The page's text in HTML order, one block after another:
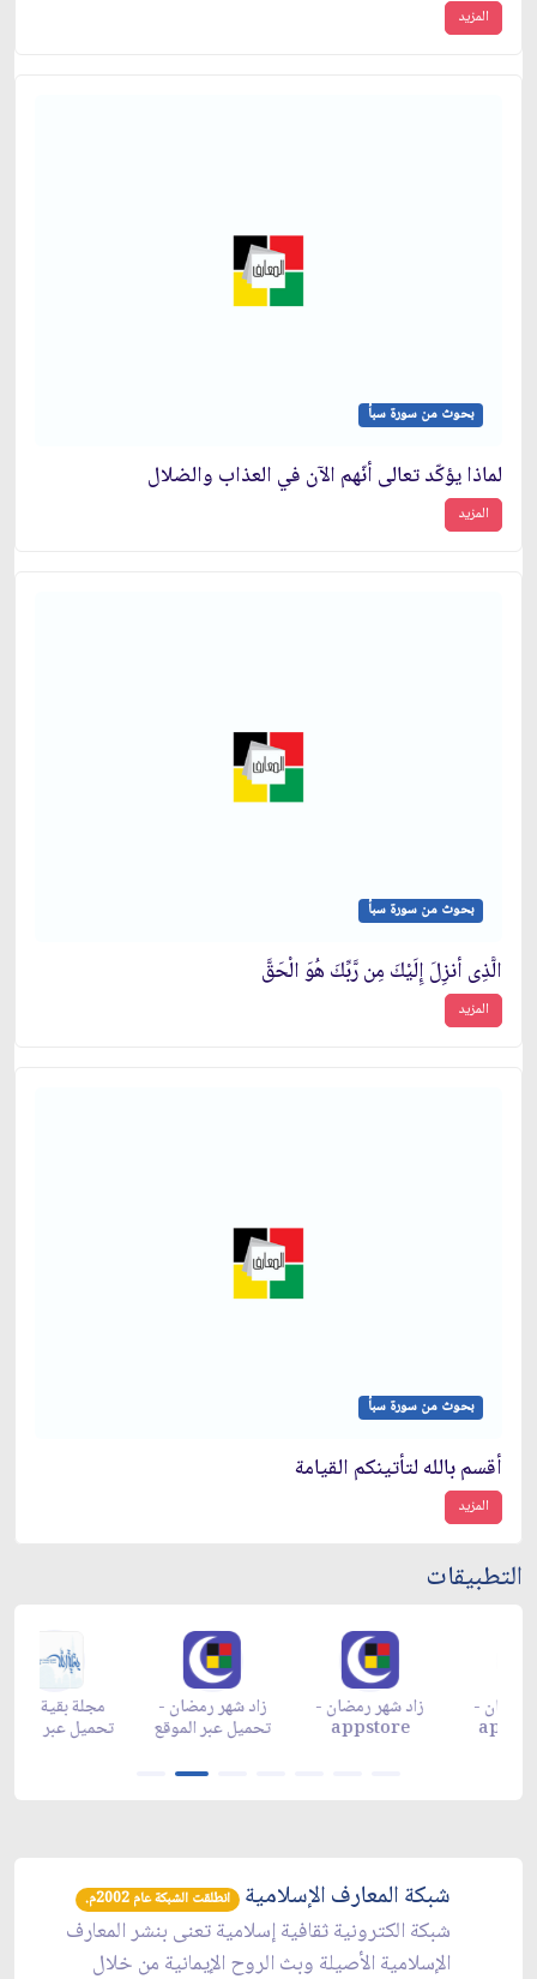
المزيد
بحوث من سورة سبأ
لماذا يؤكّد تعالى أنّهم الآن في العذاب والضلال
المزيد
بحوث من سورة سبأ
الَّذِى أُنزِلَ إِلَيْكَ مِن رَّبِّكَ هُوَ الْحَقَّ
المزيد
بحوث من سورة سبأ
أقسم بالله لتأتينكم القيامة
المزيد
التطبيقات
زاد شهر رمضان -
تحميل عبر الموقع
زاد شهر رمضان -
appstore
زاد شهر رمضان -
appgallery
شبكة المعارف الإسلامية انطلقت الشبكة عام 2002م.
شبكة الكترونية ثقافية إسلامية تعنى بنشر المعارف
الإسلامية الأصيلة وبث الروح الإيمانية من خلال